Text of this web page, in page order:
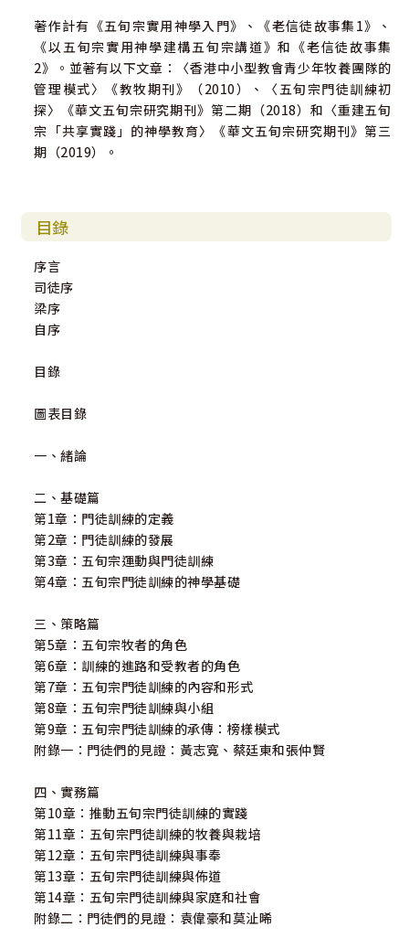
著作計有《五旬宗實用神學入門》、《老信徒故事集1》、
《以五旬宗實用神學建構五旬宗講道》和《老信徒故事集
2》。並著有以下文章：〈香港中小型教會青少年牧養團隊的
管理模式〉《教牧期刊》（2010）、〈五旬宗門徒訓練初
探〉《華文五旬宗研究期刊》第二期（2018）和〈重建五旬
宗「共享實踐」的神學教育〉《華文五旬宗研究期刊》第三
期（2019）。
目錄
序言
司徒序
梁序
自序
目錄
圖表目錄
一、緒論
二、基礎篇
第1章：門徒訓練的定義
第2章：門徒訓練的發展
第3章：五旬宗運動與門徒訓練
第4章：五旬宗門徒訓練的神學基礎
三、策略篇
第5章：五旬宗牧者的角色
第6章：訓練的進路和受教者的角色
第7章：五旬宗門徒訓練的內容和形式
第8章：五旬宗門徒訓練與小組
第9章：五旬宗門徒訓練的承傳：榜樣模式
附錄一：門徒們的見證：黃志寬、蔡廷東和張仲賢
四、實務篇
第10章：推動五旬宗門徒訓練的實踐
第11章：五旬宗門徒訓練的牧養與栽培
第12章：五旬宗門徒訓練與事奉
第13章：五旬宗門徒訓練與佈道
第14章：五旬宗門徒訓練與家庭和社會
附錄二：門徒們的見證：袁偉豪和莫沚晞